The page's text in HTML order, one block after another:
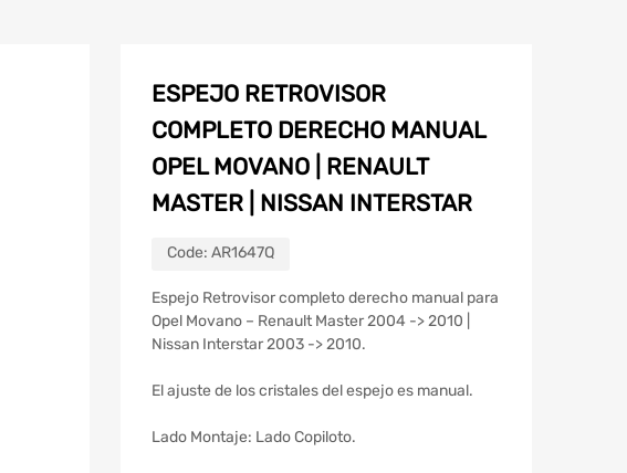
ESPEJO RETROVISOR
COMPLETO DERECHO MANUAL
OPEL MOVANO | RENAULT
MASTER | NISSAN INTERSTAR
Code: AR1647Q
Espejo Retrovisor completo derecho manual para
Opel Movano – Renault Master 2004 -> 2010 |
Nissan Interstar 2003 -> 2010.
El ajuste de los cristales del espejo es manual.
Lado Montaje: Lado Copiloto.